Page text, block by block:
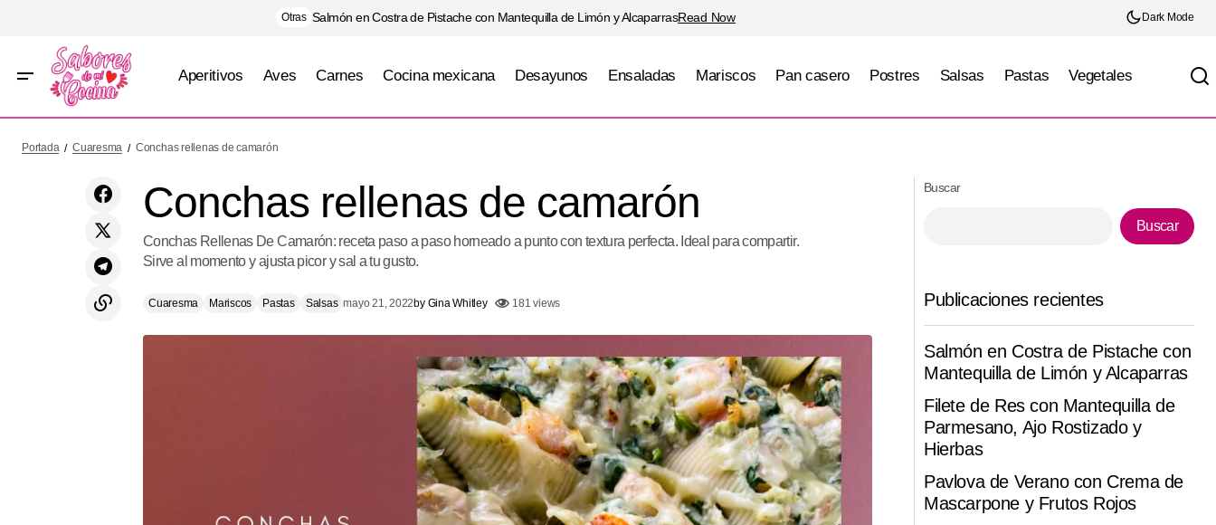
Otras Salmón en Costra de Pistache con Mantequilla de Limón y AlcaparrasRead Now Dark Mode
Aperitivos Aves Carnes Cocina mexicana Desayunos Ensaladas Mariscos Pan casero Postres Salsas Pastas Vegetales
Champiñones Portobello Rellenos
Portada Cuaresma Conchas rellenas de camarón
Conchas rellenas de camarón
Conchas Rellenas De Camarón: receta paso a paso horneado a punto con textura perfecta. Ideal para compartir.
Sirve al momento y ajusta picor y sal a tu gusto.
Cuaresma Mariscos Pastas Salsas mayo 21, 2022by Gina Whitley 181 views
Buscar
Buscar
Publicaciones recientes
Salmón en Costra de Pistache con
Mantequilla de Limón y Alcaparras
Filete de Res con Mantequilla de
Parmesano, Ajo Rostizado y
Hierbas
Pavlova de Verano con Crema de
Mascarpone y Frutos Rojos